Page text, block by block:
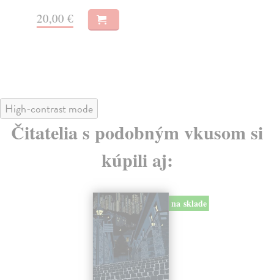
20,00 €
High-contrast mode
Čitatelia s podobným vkusom si
kúpili aj:
na sklade